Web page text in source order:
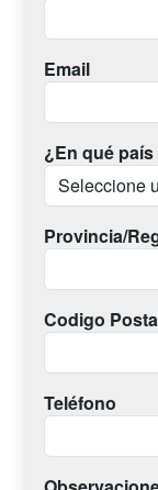
Email
¿En qué
Provincia/
Codigo
Teléfono